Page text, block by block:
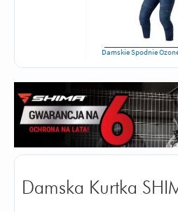
Damskie Spodnie
Damska Kurtka